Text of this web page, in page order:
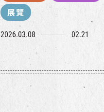
展覽
2026.03.08 02.21